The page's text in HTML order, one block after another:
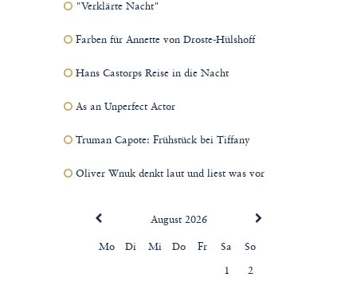
"Verklärte Nacht"
Farben für Annette von Droste-Hülshoff
Hans Castorps Reise in die Nacht
As an Unperfect Actor
Truman Capote: Frühstück bei Tiffany
Oliver Wnuk denkt laut und liest was vor
August 2026
Mo Di Mi Do Fr Sa So
1 2